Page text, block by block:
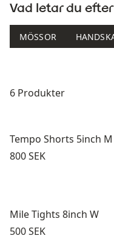
Vad letar du
MÖSSOR
6 Produkter
Tempo Shorts 5inch M
Pris:
800 SEK
Mile Tights 8inch W
Pris:
500 SEK